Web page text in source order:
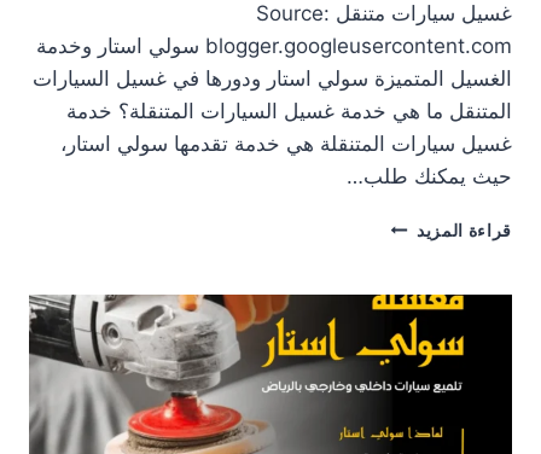
غسيل سيارات متنقل Source:
blogger.googleusercontent.com سولي استار وخدمة
الغسيل المتميزة سولي استار ودورها في غسيل السيارات
المتنقل ما هي خدمة غسيل السيارات المتنقلة؟ خدمة
غسيل سيارات المتنقلة هي خدمة تقدمها سولي استار،
حيث يمكنك طلب…
قراءة المزيد غسيل
راحة
وخدمة
متميزة
في
#مغسلة